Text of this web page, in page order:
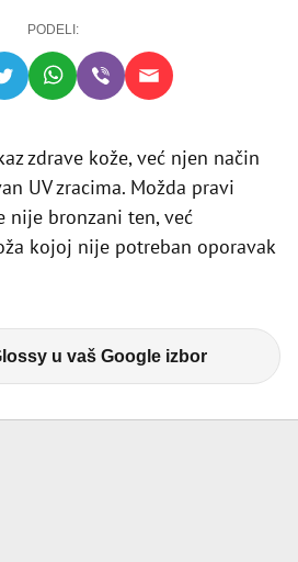
PODELI:
zdrave kože, već njen način
UV zracima. Možda pravi
nije bronzani ten, već
kojoj nije potreban oporavak
u vaš Google izbor